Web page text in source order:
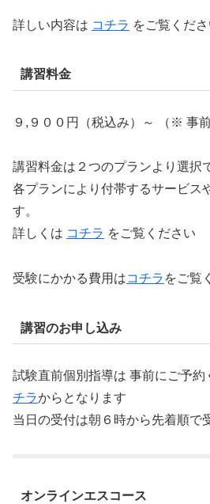
詳しい内容は コチラ をご覧くだ
講習料金
９,９００円（税込み）～ （※ 事
講習料金は２つのプランより選択
各プランにより付帯するサービス
す。
詳しくは コチラ をご覧ください
受験にかかる費用はコチラ をご覧
講習のお申し込み
試験直前個別指導は 事前にご予
チラからとなります
当日の受付は朝６時から先着順で
オンラインエスコース